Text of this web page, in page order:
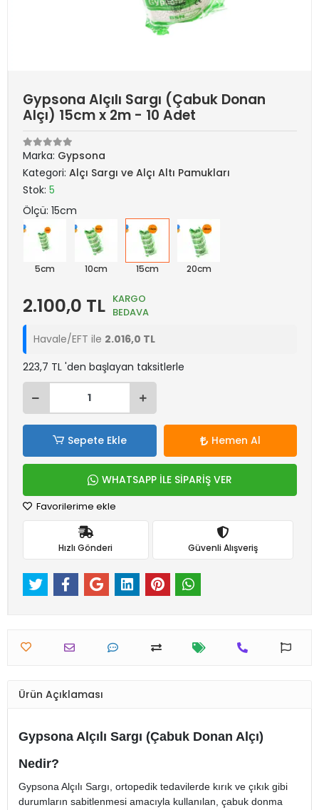
Gypsona Alçılı Sargı (Çabuk Donan
Alçı) 15cm x 2m - 10 Adet
Marka: Gypsona
Kategori: Alçı Sargı ve Alçı Altı Pamukları
Stok: 5
Ölçü: 15cm
5cm 10cm 15cm 20cm
2.100,0 TL KARGO
BEDAVA
Havale/EFT ile 2.016,0 TL
223,7 TL 'den başlayan taksitlerle
Sepete Ekle Hemen Al
WHATSAPP İLE SİPARİŞ VER
Favorilerime ekle
Hızlı Gönderi Güvenli Alışveriş
Ürün Açıklaması
Gypsona Alçılı Sargı (Çabuk Donan Alçı)
Nedir?
Gypsona Alçılı Sargı, ortopedik tedavilerde kırık ve çıkık gibi
durumların sabitlenmesi amacıyla kullanılan, çabuk donma